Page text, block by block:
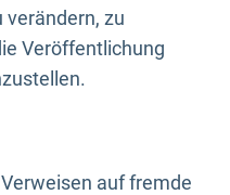
zu
Veröffentlichung
auf fremde